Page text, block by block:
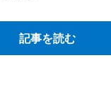
記事を読む